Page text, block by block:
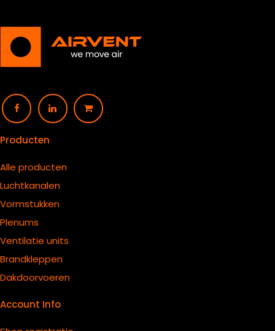
Producten
Alle producten
Luchtkanalen
Vormstukken
Plenums
Ventilatie units
Brandkleppen
Dakdoorvoeren
Account Info